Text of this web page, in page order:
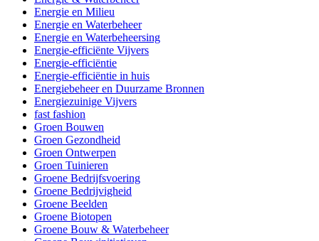
Energie en Milieu
Energie en Waterbeheer
Energie en Waterbeheersing
Energie-efficiënte Vijvers
Energie-efficiëntie
Energie-efficiëntie in huis
Energiebeheer en Duurzame Bronnen
Energiezuinige Vijvers
fast fashion
Groen Bouwen
Groen Gezondheid
Groen Ontwerpen
Groen Tuinieren
Groene Bedrijfsvoering
Groene Bedrijvigheid
Groene Beelden
Groene Biotopen
Groene Bouw & Waterbeheer